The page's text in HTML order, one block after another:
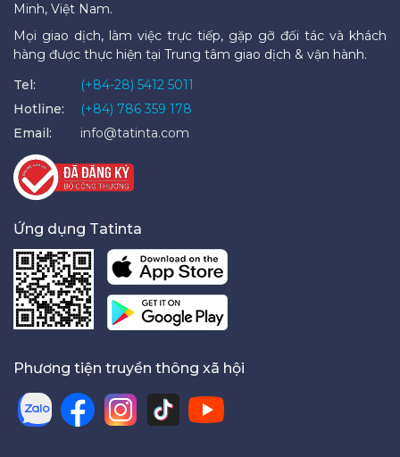
Minh, Việt Nam.
Mọi giao dịch, làm việc trực tiếp, gặp gỡ đối tác và khách
hàng được thực hiện tại Trung tâm giao dịch & vận hành.
Tel:
(+84-28) 5412 5011
Hotline:
(+84) 786 359 178
Email:
info@tatinta.com
Ứng dụng Tatinta
Phương tiện truyền thông xã hội